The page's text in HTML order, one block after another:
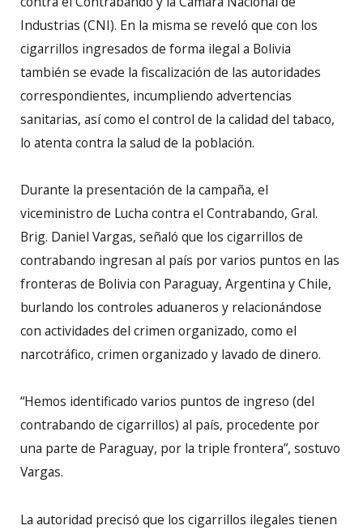
Industrias (CNI). En la misma se reveló que con los
cigarrillos ingresados de forma ilegal a Bolivia
también se evade la fiscalización de las autoridades
correspondientes, incumpliendo advertencias
sanitarias, así como el control de la calidad del tabaco,
lo atenta contra la salud de la población.
Durante la presentación de la campaña, el
viceministro de Lucha contra el Contrabando, Gral.
Brig. Daniel Vargas, señaló que los cigarrillos de
contrabando ingresan al país por varios puntos en las
fronteras de Bolivia con Paraguay, Argentina y Chile,
burlando los controles aduaneros y relacionándose
con actividades del crimen organizado, como el
narcotráfico, crimen organizado y lavado de dinero.
“Hemos identificado varios puntos de ingreso (del
contrabando de cigarrillos) al país, procedente por
una parte de Paraguay, por la triple frontera”, sostuvo
Vargas.
La autoridad precisó que los cigarrillos ilegales tienen